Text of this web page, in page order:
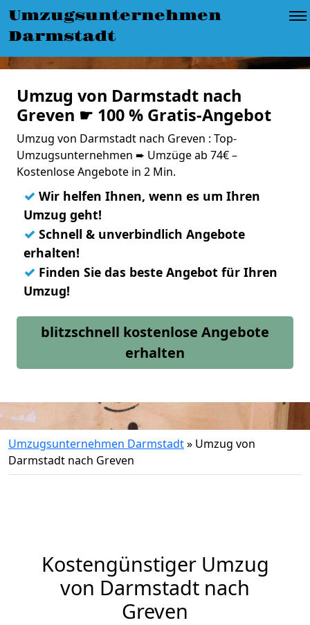
Umzugsunternehmen
Darmstadt
Umzug von Darmstadt nach
Greven ☛ 100 % Gratis-Angebot
Umzug von Darmstadt nach Greven : Top-
Umzugsunternehmen ➨ Umzüge ab 74€ –
Kostenlose Angebote in 2 Min.
✓ Wir helfen Ihnen, wenn es um Ihren
Umzug geht!
✓ Schnell & unverbindlich Angebote
erhalten!
✓ Finden Sie das beste Angebot für Ihren
Umzug!
blitzschnell kostenlose Angebote
erhalten
Umzugsunternehmen Darmstadt» Umzug von
Darmstadt nach Greven
Kostengünstiger Umzug
von Darmstadt nach
Greven